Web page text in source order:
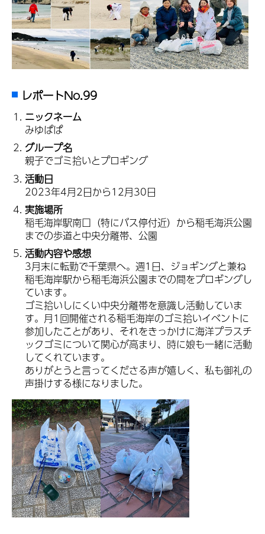
レポートNo.99
ニックネーム
みゆぱぱ
グループ名
親子でゴミ拾いとプロギング
活動日
2023年4月2日から12月30日
実施場所
稲毛海岸駅南口（特にバス停付近）から稲毛海浜公園
までの歩道と中央分離帯、公園
活動内容や感想
3月末に転勤で千葉県へ。週1日、ジョギングと兼ね
稲毛海岸駅から稲毛海浜公園までの間をプロギングし
ています。
ゴミ拾いしにくい中央分離帯を意識し活動していま
す。月1回開催される稲毛海岸のゴミ拾いイベントに
参加したことがあり、それをきっかけに海洋プラスチ
ックゴミについて関心が高まり、時に娘も一緒に活動
してくれています。
ありがとうと言ってくださる声が嬉しく、私も御礼の
声掛けする様になりました。